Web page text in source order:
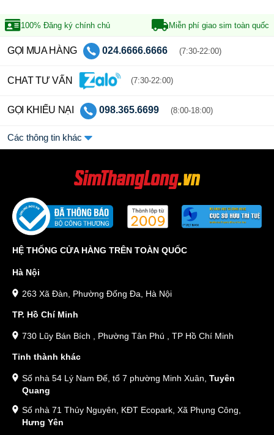
100% Đăng ký chính chủ Miễn phí giao sim toàn quốc
GỌI MUA HÀNG 024.6666.6666 (7:30-22:00)
CHAT TƯ VẤN (7:30-22:00)
GỌI KHIẾU NẠI 098.365.6699 (8:00-18:00)
Các thông tin khác
HỆ THỐNG CỬA HÀNG TRÊN TOÀN QUỐC
Hà Nội
263 Xã Đàn, Phường Đống Đa, Hà Nội
TP. Hồ Chí Minh
730 Lũy Bán Bích , Phường Tân Phú , TP Hồ Chí Minh
Tỉnh thành khác
Số nhà 54 Lý Nam Đế, tổ 7 phường Minh Xuân, Tuyên
Quang
Số nhà 71 Thủy Nguyên, KĐT Ecopark, Xã Phụng Công,
Hưng Yên